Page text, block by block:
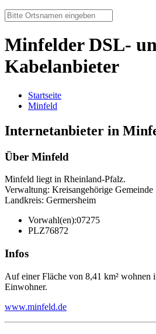
Minfelder DSL-
Kabelanbieter
Startseite
Minfeld
Internetanbieter in
Über Minfeld
Minfeld liegt in Rheinland-Pfalz.
Verwaltung: Kreisangehörige Gemeinde
Landkreis: Germersheim
Vorwahl(en):07275
PLZ76872
Infos
Auf einer Fläche von 8,41 km² wohnen
Einwohner.
www.minfeld.de